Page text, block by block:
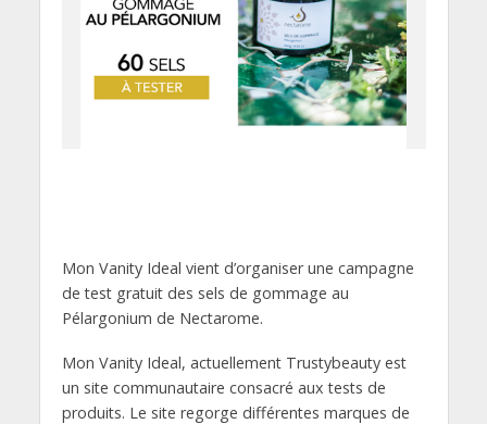
Mon Vanity Ideal vient d’organiser une campagne
de test gratuit des sels de gommage au
Pélargonium de Nectarome.
Mon Vanity Ideal, actuellement Trustybeauty est
un site communautaire consacré aux tests de
produits. Le site regorge différentes marques de